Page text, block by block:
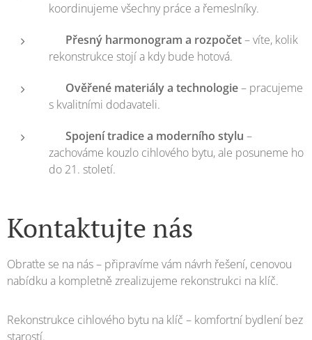
koordinujeme všechny práce a řemeslníky.
Přesný harmonogram a rozpočet– víte, kolik
rekonstrukce stojí a kdy bude hotová.
Ověřené materiály a technologie– pracujeme
s kvalitními dodavateli.
Spojení tradice a moderního stylu –
zachováme kouzlo cihlového bytu, ale posuneme ho
do 21. století.
Kontaktujte nás
Obraťte se na nás – připravíme vám návrh řešení, cenovou
nabídku a kompletně zrealizujeme rekonstrukci na klíč.
Rekonstrukce cihlového bytu na klíč – komfortní bydlení bez
starostí.